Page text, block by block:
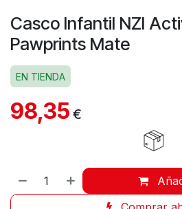
Casco Infantil NZI
Pawprints Mate
EN TIENDA
98,35 €